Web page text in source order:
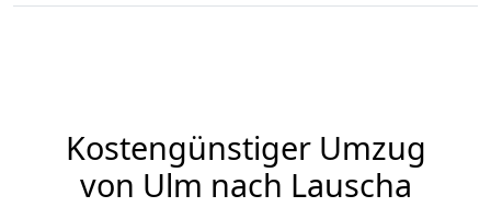
Kostengünstiger Umzug
von Ulm nach Lauscha